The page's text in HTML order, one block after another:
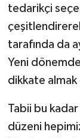
tedarikçi
tarafında da
Yeni
dikkate almak
Tabii bu
düzeni